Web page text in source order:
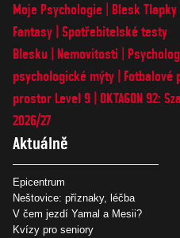
Moje Psychologie Blesk Tlapky
Fantasy Spotřebitelské testy
Blesku
Nemovitosti
psychologické mýty
Fotbalové
prostor Level 9 OKTAGON 92:
2026/27
Aktuálně
Epicentrum
Neštovice: příznaky, léčba
V čem jezdí Yamal a Mesii?
Kvízy pro seniory